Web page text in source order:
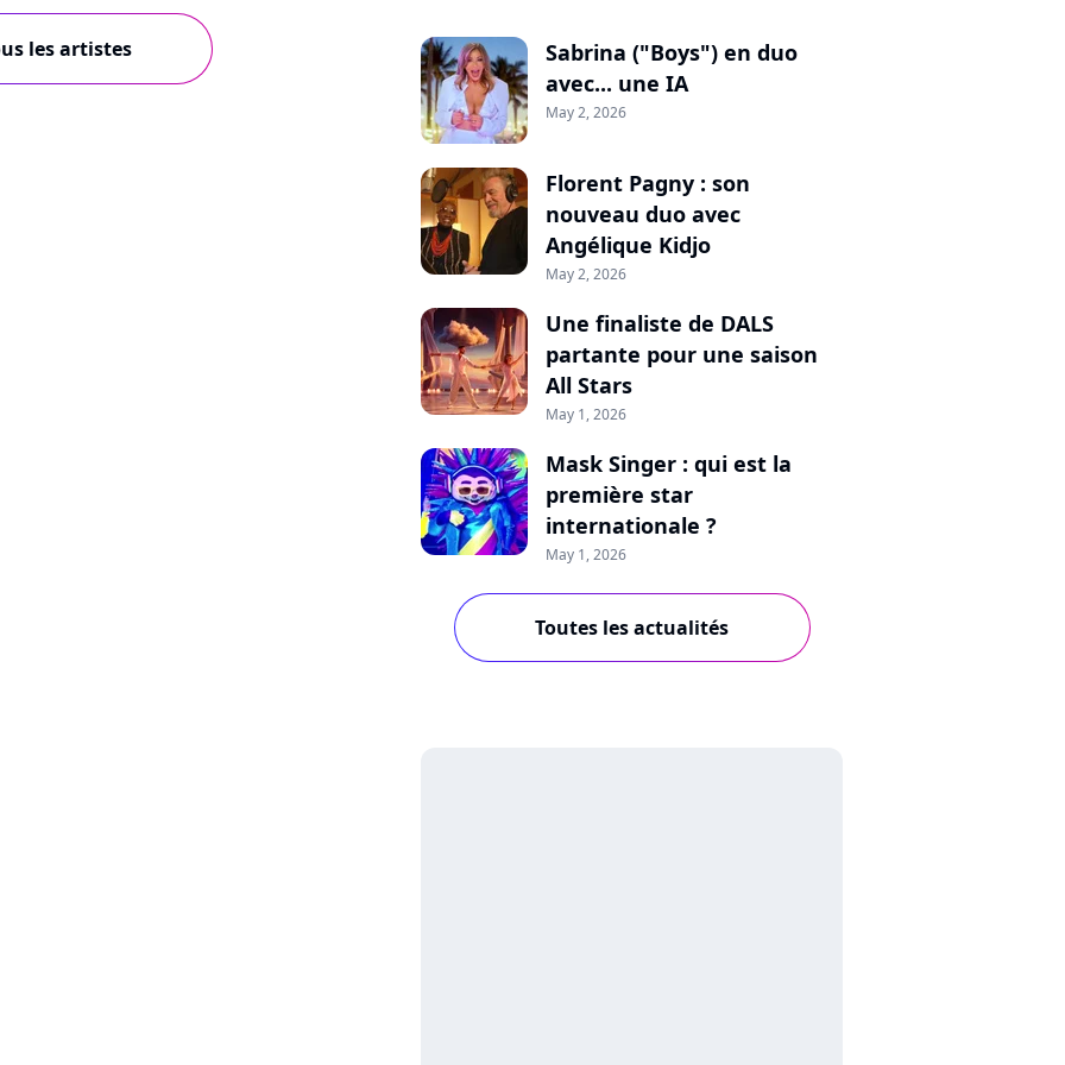
les artistes
Sabrina ("Boys") en duo
avec... une IA
May 2, 2026
Florent Pagny : son
nouveau duo avec
Angélique Kidjo
May 2, 2026
Une finaliste de DALS
partante pour une saison
All Stars
May 1, 2026
Mask Singer : qui est la
première star
internationale ?
May 1, 2026
Toutes les actualités